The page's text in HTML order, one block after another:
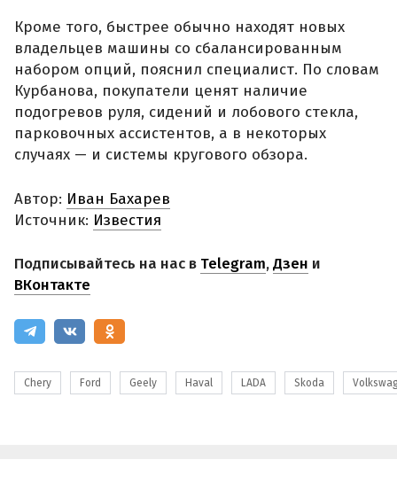
Кроме того, быстрее обычно находят новых
владельцев машины со сбалансированным
набором опций, пояснил специалист. По словам
Курбанова, покупатели ценят наличие
подогревов руля, сидений и лобового стекла,
парковочных ассистентов, а в некоторых
случаях — и системы кругового обзора.
Автор: Иван Бахарев
Источник: Известия
Подписывайтесь на нас в Telegram,Дзен и
ВКонтакте
Chery Ford Geely Haval LADA Skoda